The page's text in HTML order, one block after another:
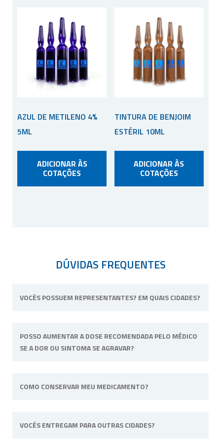
AZUL DE METILENO 4%
5ML
ADICIONAR ÀS
COTAÇÕES
TINTURA DE BENJOIM
ESTÉRIL 10ML
ADICIONAR ÀS
COTAÇÕES
DÚVIDAS FREQUENTES
VOCÊS POSSUEM REPRESENTANTES? EM QUAIS CIDADES?
unidade física fica situada em Ribeirão Preto,
interior de São Paulo.
POSSO AUMENTAR A DOSE RECOMENDADA PELO MÉDICO
SE A DOR OU SINTOMA SE AGRAVAR?
acompanha para alterar a dose ou posologia
COMO CONSERVAR MEU MEDICAMENTO?
a fórmula tiver uma necessidade específica irá
VOCÊS ENTREGAM PARA OUTRAS CIDADES?